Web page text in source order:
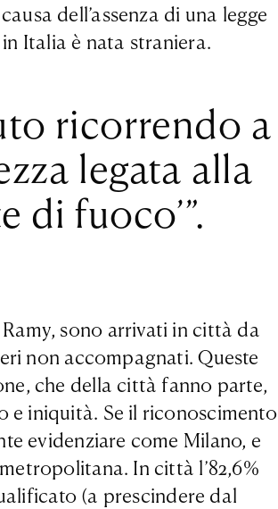
dell’assenza di una legge
Italia è nata straniera.
ricorrendo a
legata alla
di fuoco’”.
sono arrivati in città da
non accompagnati. Queste
che della città fanno parte,
e iniquità. Se il riconoscimento
evidenziare come Milano, e
In città l’82,6%
(a prescindere dal